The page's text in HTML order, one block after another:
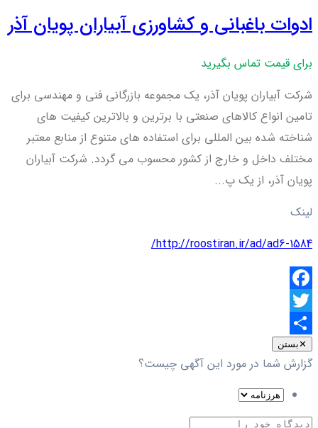
ادوات باغبانی و کشاورزی آبیاران پویان آذر
برای قیمت تماس بگیرید
شرکت آبیاران پویان آذر، یک مجموعه بازرگانی فنی و مهندسی برای
تامین انواع کالاهای صنعتی با برترین و بالاترین کیفیت های
شناخته شده بین المللی برای استفاده های متنوع از منابع معتبر
مختلف داخل و خارج از کشور محسوب می گردد. شرکت آبیاران
پویان آذر، از یک پ...
لینک
http://roostiran.ir/ad/ad6-1584/
Facebook
Twitter
اشتراک
گذاری
✕بستن
گزارش شما در مورد این آگهی چیست؟